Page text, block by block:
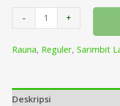
- +
Rauna, Reguler, Sarimbit
Deskripsi